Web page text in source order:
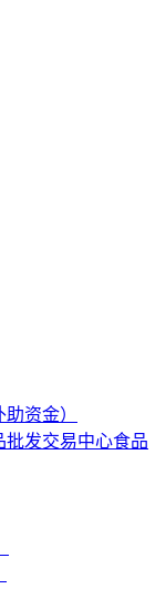
资金）
发交易中心食品